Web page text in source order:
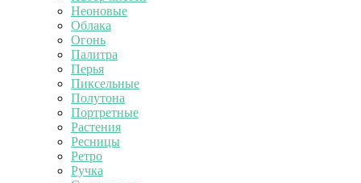
Неоновые
Облака
Огонь
Палитра
Перья
Пиксельные
Полутона
Портретные
Растения
Ресницы
Ретро
Ручка